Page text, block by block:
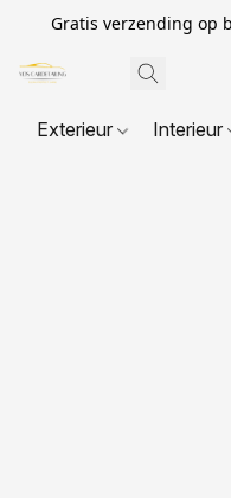
Gratis verzending op
Exterieur Interieur